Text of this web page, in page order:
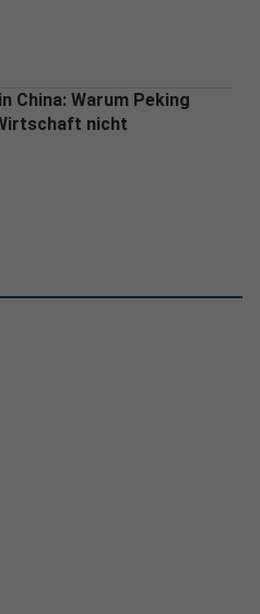
China: Warum Peking
nicht